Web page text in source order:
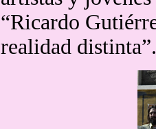
“Ricardo
realidad distinta”.